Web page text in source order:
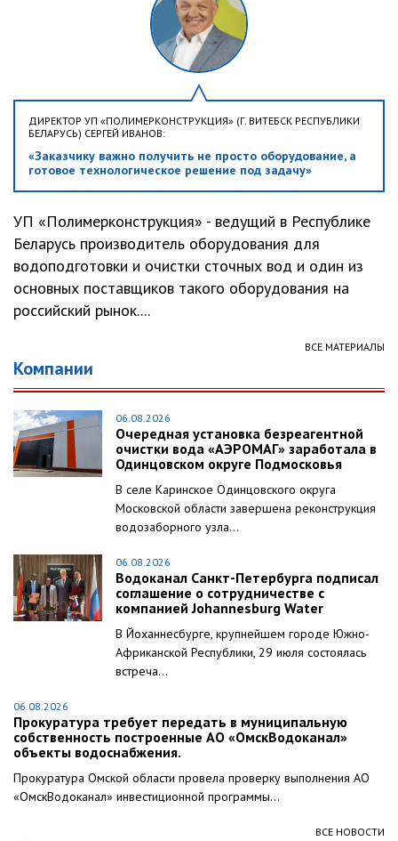
ДИРЕКТОР УП «ПОЛИМЕРКОНСТРУКЦИЯ» (Г. ВИТЕБСК РЕСПУБЛИКИ
БЕЛАРУСЬ) СЕРГЕЙ ИВАНОВ:
«Заказчику важно получить не просто оборудование, а
готовое технологическое решение под задачу»
УП «Полимерконструкция» - ведущий в Республике
Беларусь производитель оборудования для
водоподготовки и очистки сточных вод и один из
основных поставщиков такого оборудования на
российский рынок....
ВСЕ МАТЕРИАЛЫ
Компании
06.08.2026
Очередная установка безреагентной
очистки вода «АЭРОМАГ» заработала в
Одинцовском округе Подмосковья
В селе Каринское Одинцовского округа
Московской области завершена реконструкция
водозаборного узла...
06.08.2026
Водоканал Санкт-Петербурга подписал
соглашение о сотрудничестве с
компанией Johannesburg Water
В Йоханнесбурге, крупнейшем городе Южно-
Африканской Республики, 29 июля состоялась
встреча...
06.08.2026
Прокуратура требует передать в муниципальную
собственность построенные АО «ОмскВодоканал»
объекты водоснабжения.
Прокуратура Омской области провела проверку выполнения АО
«ОмскВодоканал» инвестиционной программы...
ВСЕ НОВОСТИ